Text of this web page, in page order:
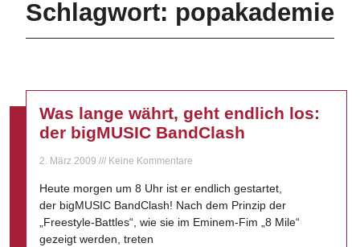
Schlagwort: popakademie
Was lange währt, geht endlich los:
der bigMUSIC BandClash
2. März 2009 Keine Kommentare
Heute morgen um 8 Uhr ist er endlich gestartet,
der bigMUSIC BandClash! Nach dem Prinzip der
„Freestyle-Battles“, wie sie im Eminem-Fim „8 Mile“
gezeigt werden, treten